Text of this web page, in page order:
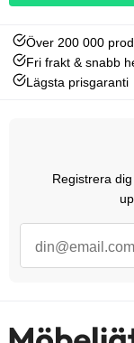
Över 200 000
Fri frakt & snabb
Lägsta prisgaranti
Registrera